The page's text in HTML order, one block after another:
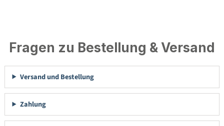
Fragen zu Bestellung & Versand
Versand und Bestellung
Zahlung